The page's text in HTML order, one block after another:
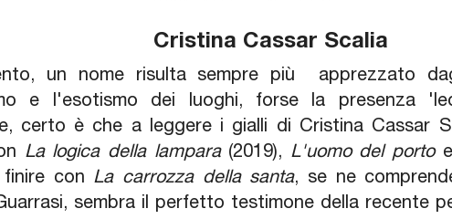
Cristina Cassar Scalia
un nome risulta sempre più apprezzato
e l'esotismo dei luoghi, forse la presenza
certo è che a leggere i gialli di Cristina Cassar
La logica della lampara(2019), L'uomo del portoe
con La carrozza della santa, se ne
sembra il perfetto testimone della recente